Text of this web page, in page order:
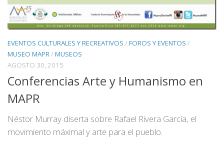
EVENTOS CULTURALES Y RECREATIVOS /FOROS Y EVENTOS /
MUSEO MAPR/MUSEOS
AGOSTO 30, 2015
Conferencias Arte y Humanismo en
MAPR
Néstor Murray diserta sobre Rafael Rivera García, el
movimiento máximal y arte para el pueblo.